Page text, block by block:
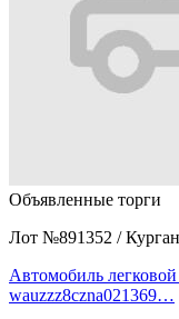
Объявленные торги
Лот №891352 /
Автомобиль
wauzzz8czna021369…